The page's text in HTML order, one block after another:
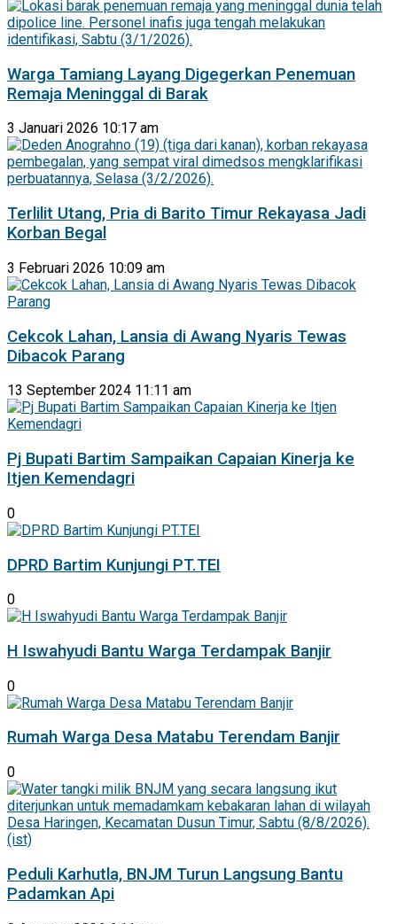
Warga Tamiang Layang Digegerkan Penemuan
Remaja Meninggal di Barak
3 Januari 2026 10:17 am
Terlilit Utang, Pria di Barito Timur Rekayasa Jadi
Korban Begal
3 Februari 2026 10:09 am
Cekcok Lahan, Lansia di Awang Nyaris Tewas
Dibacok Parang
13 September 2024 11:11 am
Pj Bupati Bartim Sampaikan Capaian Kinerja ke
Itjen Kemendagri
0
DPRD Bartim Kunjungi PT.TEI
0
H Iswahyudi Bantu Warga Terdampak Banjir
0
Rumah Warga Desa Matabu Terendam Banjir
0
Peduli Karhutla, BNJM Turun Langsung Bantu
Padamkan Api